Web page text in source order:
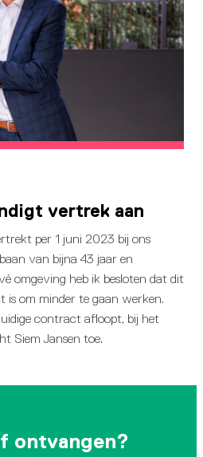
vertrek aan
per 1 juni 2023 bij ons
van bijna 43 jaar en
omgeving heb ik besloten dat dit
is om minder te gaan werken.
contract afloopt, bij het
Siem Jansen toe.
ontvangen?